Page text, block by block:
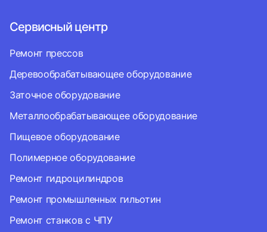
Сервисный центр
Ремонт прессов
Деревообрабатывающее оборудование
Заточное оборудование
Металлообрабатывающее оборудование
Пищевое оборудование
Полимерное оборудование
Ремонт гидроцилиндров
Ремонт промышленных гильотин
Ремонт станков с ЧПУ